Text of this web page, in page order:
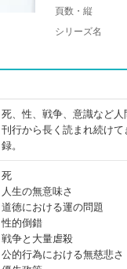
頁数・縦
シリーズ名
死、性、戦争、意識など
刊行から長く読まれ続け
録。
死
人生の無意味さ
道徳における運の問題
性的倒錯
戦争と大量虐殺
公的行為における無慈悲さ